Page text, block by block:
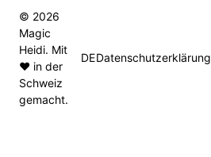
© 2026
Magic
Heidi. Mit
❤️ in der
Schweiz
gemacht.
DEDatenschutzerklärung